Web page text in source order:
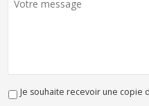
Je souhaite recevoir une copie